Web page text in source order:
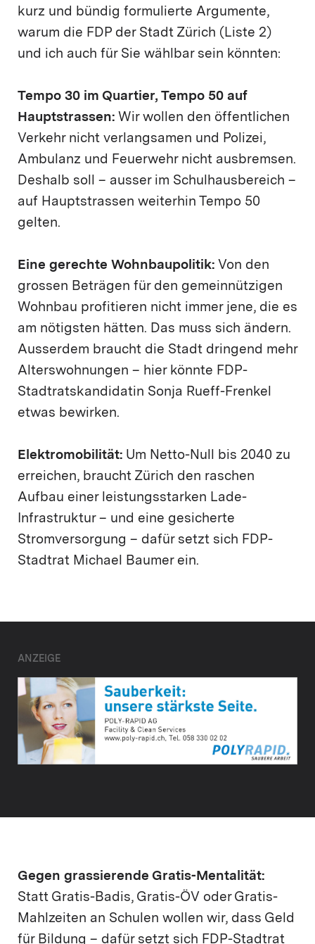
kurz und bündig formulierte Argumente,
warum die FDP der Stadt Zürich (Liste 2)
und ich auch für Sie wählbar sein könnten:
Tempo 30 im Quartier, Tempo 50 auf
Hauptstrassen: Wir wollen den öffentlichen
Verkehr nicht verlangsamen und Polizei,
Ambulanz und Feuerwehr nicht ausbremsen.
Deshalb soll – ausser im Schulhausbereich –
auf Hauptstrassen weiterhin Tempo 50
gelten.
Eine gerechte Wohnbaupolitik: Von den
grossen Beträgen für den gemeinnützigen
Wohnbau profitieren nicht immer jene, die es
am nötigsten hätten. Das muss sich ändern.
Ausserdem braucht die Stadt dringend mehr
Alterswohnungen – hier könnte FDP-
Stadtratskandidatin Sonja Rueff-Frenkel
etwas bewirken.
Elektromobilität: Um Netto-Null bis 2040 zu
erreichen, braucht Zürich den raschen
Aufbau einer leistungsstarken Lade-
Infrastruktur – und eine gesicherte
Stromversorgung – dafür setzt sich FDP-
Stadtrat Michael Baumer ein.
ANZEIGE
Gegen grassierende Gratis-Mentalität:
Statt Gratis-Badis, Gratis-ÖV oder Gratis-
Mahlzeiten an Schulen wollen wir, dass Geld
für Bildung – dafür setzt sich FDP-Stadtrat